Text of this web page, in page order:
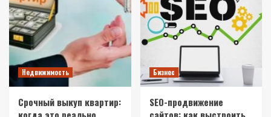
Недвижимость
Срочный выкуп квартир:
Бизнес
SEO-продвижение